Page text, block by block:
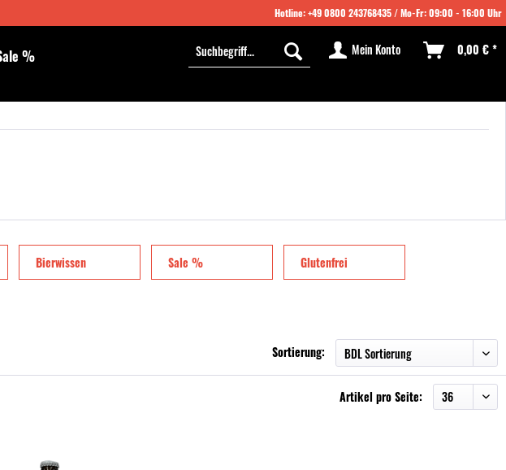
Hotline:+49 0800 243768435 / Mo-Fr: 09:00 - 16:00 Uhr
%
Mein Konto 0,00 € *
Bierwissen Sale % Glutenfrei
Sortierung:
Artikel pro Seite: